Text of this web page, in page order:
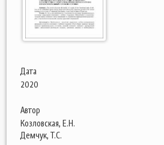
Дата
2020
Автор
Козловская, Е.Н.
Демчук, Т.С.